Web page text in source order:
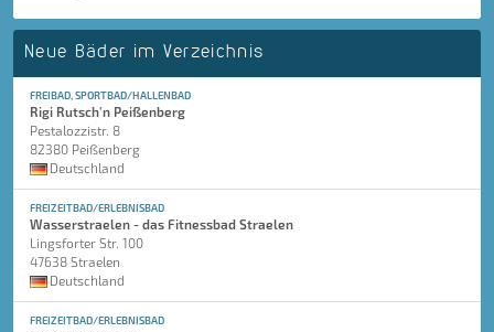
Neue Bäder im Verzeichnis
FREIBAD, SPORTBAD/HALLENBAD
Rigi Rutsch'n Peißenberg
Pestalozzistr. 8
82380 Peißenberg
Deutschland
FREIZEITBAD/ERLEBNISBAD
Wasserstraelen - das Fitnessbad Straelen
Lingsforter Str. 100
47638 Straelen
Deutschland
FREIZEITBAD/ERLEBNISBAD